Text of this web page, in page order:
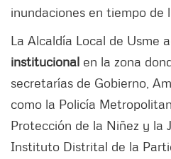
inundaciones en tiempo de
La Alcaldía Local de Usme
institucional en la zona
secretarías de Gobierno,
como la Policía
Protección de la Niñez y la
Instituto Distrital de la